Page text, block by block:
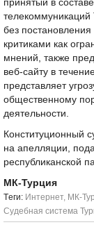
принятый в
телекоммуникаций
без
критиками как
мнений, также
веб-сайту в
представляет
общественному
деятельности.
Конституционный
на апелляции,
республиканской
МК-Турция
Tеги: Интернет, МК-
Судебная система